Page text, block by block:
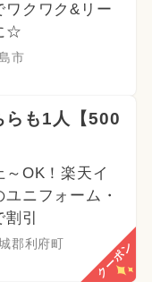
ワクワク&リー
☆
市
らも1人【500
OK！楽天イ
ニフォーム・
引
郡利府町 クーポン